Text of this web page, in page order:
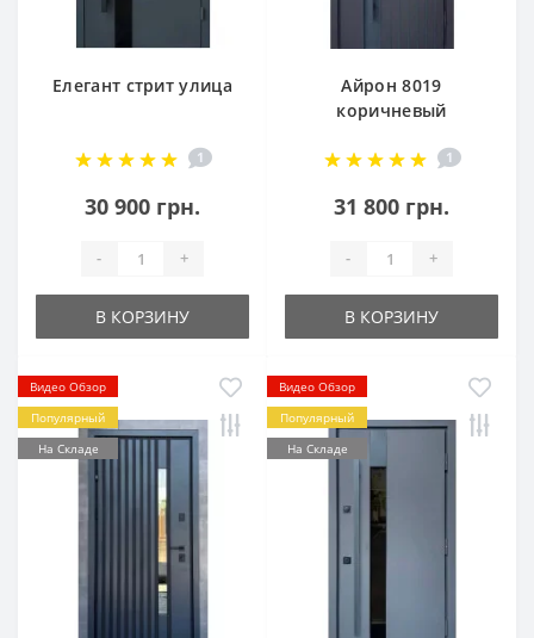
Елегант стрит улица
1
30 900 грн.
- +
В КОРЗИНУ
Айрон 8019
коричневый
1
31 800 грн.
- +
В КОРЗИНУ
Видео Обзор
Популярный
На Складе
Видео Обзор
Популярный
На Складе